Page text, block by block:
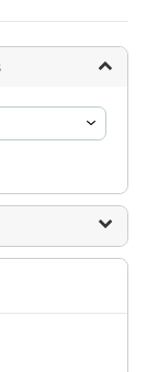
de forma segura.